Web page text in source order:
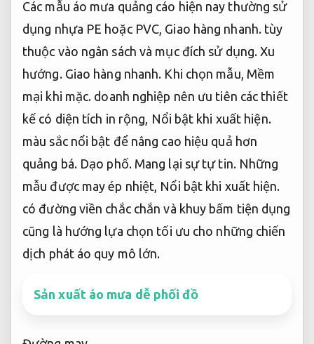
Các mẫu áo mưa quảng cáo hiện nay thường sử
dụng nhựa PE hoặc PVC, Giao hàng nhanh.tùy
thuộc vào ngân sách và mục đích sử dụng.Xu
hướng. Giao hàng nhanh. Khi chọn mẫu, Mềm
mại khi mặc. doanh nghiệp nên ưu tiên các thiết
kế có diện tích in rộng, Nổi bật khi xuất hiện.
màu sắc nổi bật để nâng cao hiệu quả hơn
quảng bá. Dạo phố. Mang lại sự tự tin.Những
mẫu được may ép nhiệt, Nổi bật khi xuất hiện.
có đường viền chắc chắn và khuy bấm tiện dụng
cũng là hướng lựa chọn tối ưu cho những chiến
dịch phát áo quy mô lớn.
Sản xuất áo mưa dễ phối đồ